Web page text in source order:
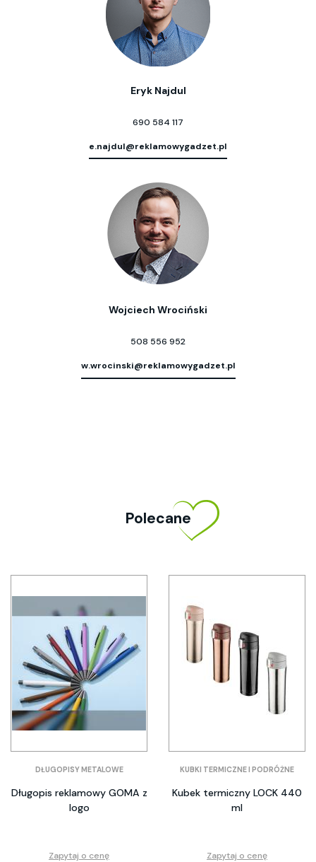
Eryk Najdul
690 584 117
e.najdul@reklamowygadzet.pl
Wojciech Wrociński
508 556 952
w.wrocinski@reklamowygadzet.pl
Polecane
DŁUGOPISY METALOWE
Długopis reklamowy GOMA z
logo
Zapytaj o cenę
KUBKI TERMICZNE I PODRÓŻNE
Kubek termiczny LOCK 440
ml
Zapytaj o cenę